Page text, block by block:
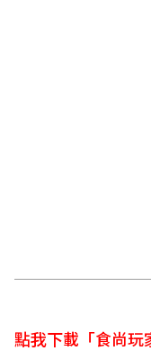
點我下載「食尚玩